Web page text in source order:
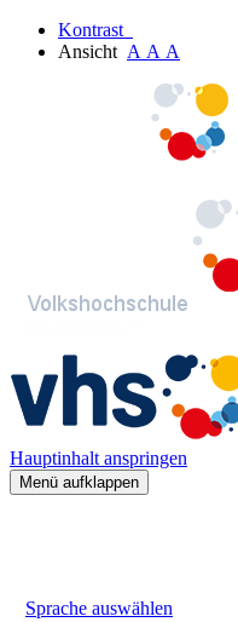
Kontrast
Ansicht A A A
Hauptinhalt anspringen
Menü aufklappen
Sprache auswählen